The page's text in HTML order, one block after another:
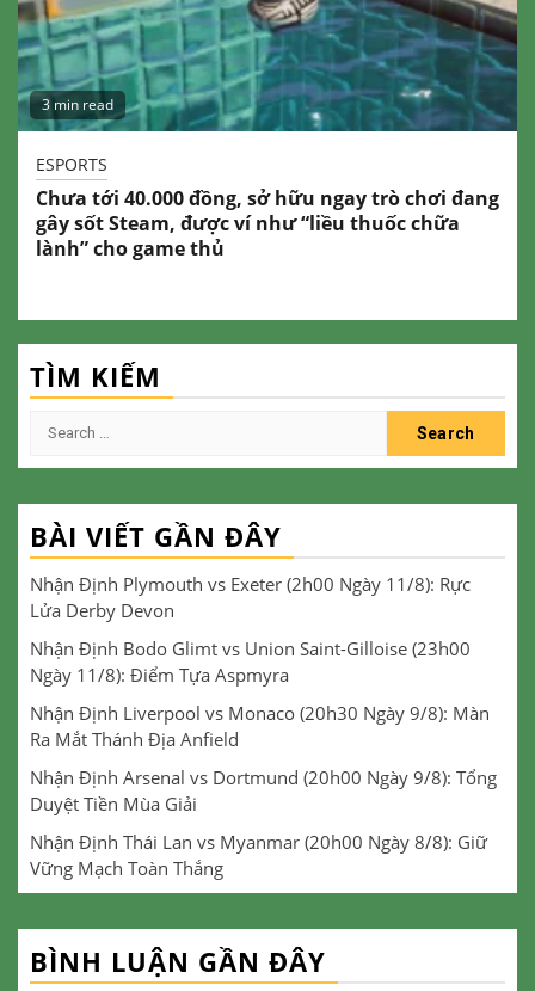
3 min read
ESPORTS
Chưa tới 40.000 đồng, sở hữu ngay trò chơi đang
gây sốt Steam, được ví như “liều thuốc chữa
lành” cho game thủ
TÌM KIẾM
Search
BÀI VIẾT GẦN ĐÂY
Nhận Định Plymouth vs Exeter (2h00 Ngày 11/8): Rực
Lửa Derby Devon
Nhận Định Bodo Glimt vs Union Saint-Gilloise (23h00
Ngày 11/8): Điểm Tựa Aspmyra
Nhận Định Liverpool vs Monaco (20h30 Ngày 9/8): Màn
Ra Mắt Thánh Địa Anfield
Nhận Định Arsenal vs Dortmund (20h00 Ngày 9/8): Tổng
Duyệt Tiền Mùa Giải
Nhận Định Thái Lan vs Myanmar (20h00 Ngày 8/8): Giữ
Vững Mạch Toàn Thắng
BÌNH LUẬN GẦN ĐÂY